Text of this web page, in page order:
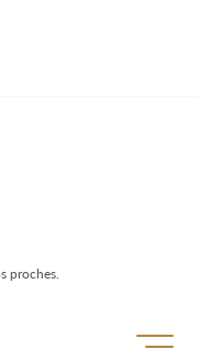
Ouvrir/
proches.